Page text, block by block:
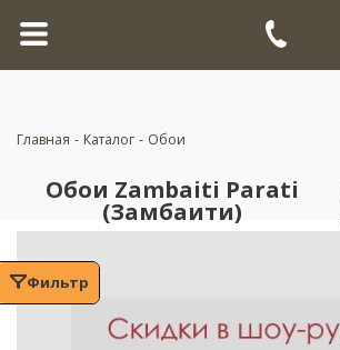
Главная - Каталог - Обои
Обои Zambaiti Parati
(Замбаити)
Фильтр